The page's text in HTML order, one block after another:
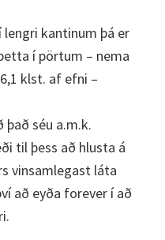
lengri kantinum þá er
í pörtum – nema
klst. af efni –
það séu a.m.k.
til þess að hlusta á
vinsamlegast láta
að eyða forever í að